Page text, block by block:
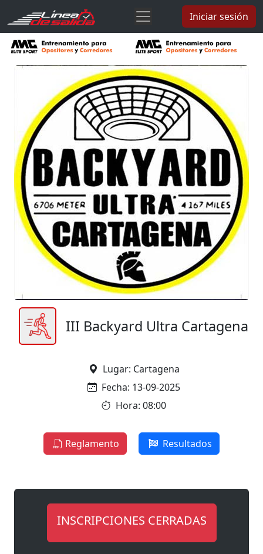
Iniciar sesión
III Backyard Ultra Cartagena
Lugar: Cartagena
Fecha: 13-09-2025
Hora: 08:00
Reglamento Resultados
INSCRIPCIONES CERRADAS